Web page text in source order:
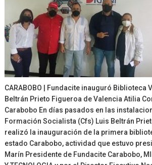
CARABOBO | Fundacite inauguró Biblioteca
Beltrán Prieto Figueroa de Valencia Atilia
Carabobo En días pasados en las
Formación Socialista (Cfs) Luis Beltrán
realizó la inauguración de la primera
estado Carabobo, actividad que estuvo
Marín Presidente de Fundacite Carabobo,